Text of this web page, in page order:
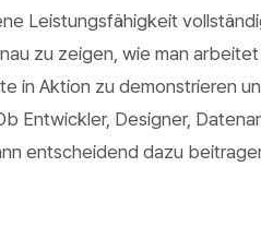
Leistungsfähigkeit
zu zeigen, wie man
in Aktion zu demonstrieren
Entwickler, Designer,
entscheidend dazu